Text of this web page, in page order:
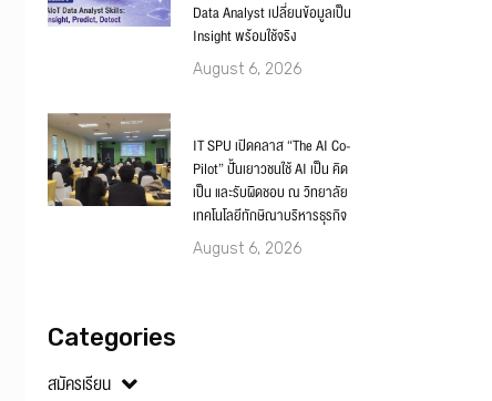
Data Analyst เปลี่ยนข้อมูลเป็น
Insight พร้อมใช้จริง
August 6, 2026
IT SPU เปิดคลาส “The AI Co-
Pilot” ปั้นเยาวชนใช้ AI เป็น คิด
เป็น และรับผิดชอบ ณ วิทยาลัย
เทคโนโลยีทักษิณาบริหารธุรกิจ
August 6, 2026
Categories
สมัครเรียน